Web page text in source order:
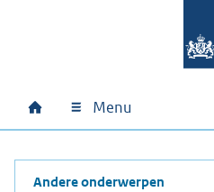
Hoofdnavigatie
Home Menu
Andere onderwerpen